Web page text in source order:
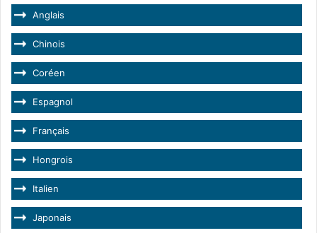
Anglais
Chinois
Coréen
Espagnol
Français
Hongrois
Italien
Japonais